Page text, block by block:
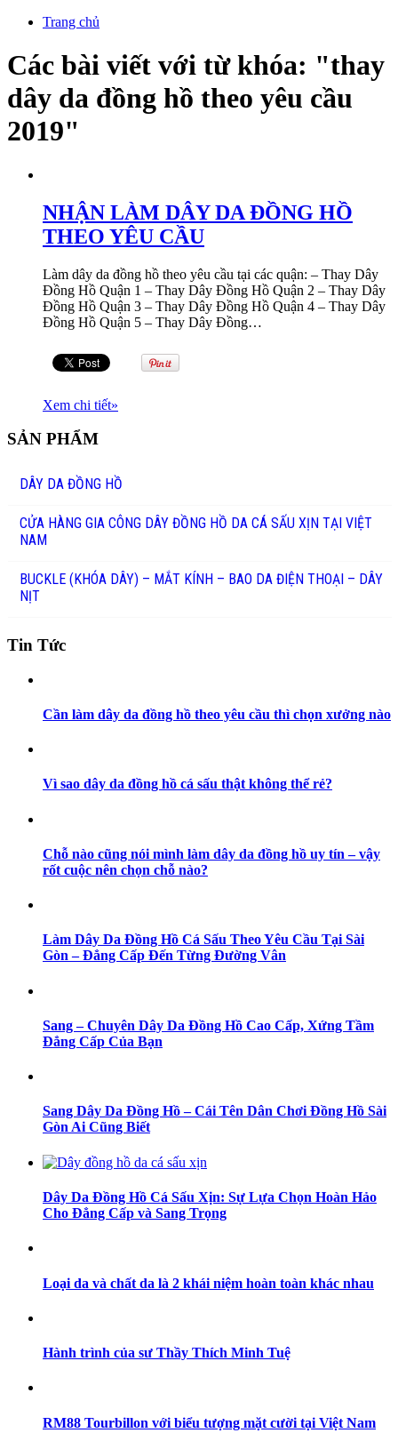
Trang chủ
Các bài viết với từ khóa: "thay
dây da đồng hồ theo yêu cầu
2019"
NHẬN LÀM DÂY DA ĐỒNG HỒ
THEO YÊU CẦU
Làm dây da đồng hồ theo yêu cầu tại các quận: – Thay Dây
Đồng Hồ Quận 1 – Thay Dây Đồng Hồ Quận 2 – Thay Dây
Đồng Hồ Quận 3 – Thay Dây Đồng Hồ Quận 4 – Thay Dây
Đồng Hồ Quận 5 – Thay Dây Đồng…
Xem chi tiết»
SẢN PHẨM
DÂY DA ĐỒNG HỒ
CỬA HÀNG GIA CÔNG DÂY ĐỒNG HỒ DA CÁ SẤU XỊN TẠI VIỆT
NAM
BUCKLE (KHÓA DÂY) – MẮT KÍNH – BAO DA ĐIỆN THOẠI – DÂY
NỊT
Tin Tức
Cần làm dây da đồng hồ theo yêu cầu thì chọn xưởng nào
Vì sao dây da đồng hồ cá sấu thật không thể rẻ?
Chỗ nào cũng nói mình làm dây da đồng hồ uy tín – vậy
rốt cuộc nên chọn chỗ nào?
Làm Dây Da Đồng Hồ Cá Sấu Theo Yêu Cầu Tại Sài
Gòn – Đẳng Cấp Đến Từng Đường Vân
Sang – Chuyên Dây Da Đồng Hồ Cao Cấp, Xứng Tầm
Đẳng Cấp Của Bạn
Sang Dây Da Đồng Hồ – Cái Tên Dân Chơi Đồng Hồ Sài
Gòn Ai Cũng Biết
Dây Da Đồng Hồ Cá Sấu Xịn: Sự Lựa Chọn Hoàn Hảo
Cho Đẳng Cấp và Sang Trọng
Loại da và chất da là 2 khái niệm hoàn toàn khác nhau
Hành trình của sư Thầy Thích Minh Tuệ
RM88 Tourbillon với biểu tượng mặt cười tại Việt Nam